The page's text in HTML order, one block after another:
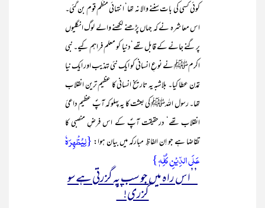
کوئی کسی کی بات سننے والا نہ تھا‘ انتہائی منظم قوم بن گئی۔
اس معاشرہ نے کہ جہاں پڑھنے لکھنے والے لوگ انگلیوں
پر گنے جانے کے قابل تھے‘دنیا کو معلم فراہم کیے۔ نبی
اکرمﷺ نے نوعِ انسانی کو ایک نئی تہذیب اور ایک نیا
تمدن عطا کیا۔ بلاشبہ یہ تاریخ انسانی کا عظیم ترین انقلاب
تھا۔ رسول اللہﷺ کی بعثت کا یہ پہلو کہ آپؐ عظیم داعیٔ
انقلاب تھے‘ درحقیقت آپؐ کے اس فرضِ منصبی کا
تقاضا ہے جو اِن الفاظِ مبارکہ میں بیان ہوا:{لِیُظۡہِرَہٗ
عَلَی الدِّیۡنِ کُلِّہٖ}
’’اس راہ میں جو سب پہ گزرتی ہے سو
گزری!‘‘